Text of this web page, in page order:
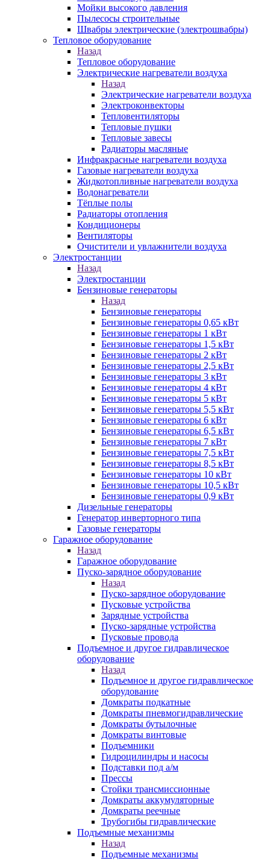
Мойки высокого давления
Пылесосы строительные
Швабры электрические (электрошвабры)
Тепловое оборудование
Назад
Тепловое оборудование
Электрические нагреватели воздуха
Назад
Электрические нагреватели воздуха
Электроконвекторы
Тепловентиляторы
Тепловые пушки
Тепловые завесы
Радиаторы масляные
Инфракрасные нагреватели воздуха
Газовые нагреватели воздуха
Жидкотопливные нагреватели воздуха
Водонагреватели
Тёплые полы
Радиаторы отопления
Кондиционеры
Вентиляторы
Очистители и увлажнители воздуха
Электростанции
Назад
Электростанции
Бензиновые генераторы
Назад
Бензиновые генераторы
Бензиновые генераторы 0,65 кВт
Бензиновые генераторы 1 кВт
Бензиновые генераторы 1,5 кВт
Бензиновые генераторы 2 кВт
Бензиновые генераторы 2,5 кВт
Бензиновые генераторы 3 кВт
Бензиновые генераторы 4 кВт
Бензиновые генераторы 5 кВт
Бензиновые генераторы 5,5 кВт
Бензиновые генераторы 6 кВт
Бензиновые генераторы 6,5 кВт
Бензиновые генераторы 7 кВт
Бензиновые генераторы 7,5 кВт
Бензиновые генераторы 8,5 кВт
Бензиновые генераторы 10 кВт
Бензиновые генераторы 10,5 кВт
Бензиновые генераторы 0,9 кВт
Дизельные генераторы
Генератор инверторного типа
Газовые генераторы
Гаражное оборудование
Назад
Гаражное оборудование
Пуско-зарядное оборудование
Назад
Пуско-зарядное оборудование
Пусковые устройства
Зарядные устройства
Пуско-зарядные устройства
Пусковые провода
Подъемное и другое гидравлическое
оборудование
Назад
Подъемное и другое гидравлическое
оборудование
Домкраты подкатные
Домкраты пневмогидравлические
Домкраты бутылочные
Домкраты винтовые
Подъемники
Гидроцилиндры и насосы
Подставки под а/м
Прессы
Стойки трансмиссионные
Домкраты аккумуляторные
Домкраты реечные
Трубогибы гидравлические
Подъемные механизмы
Назад
Подъемные механизмы